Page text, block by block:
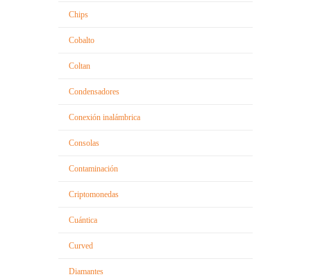
Chips
Cobalto
Coltan
Condensadores
Conexión inalámbrica
Consolas
Contaminación
Criptomonedas
Cuántica
Curved
Diamantes